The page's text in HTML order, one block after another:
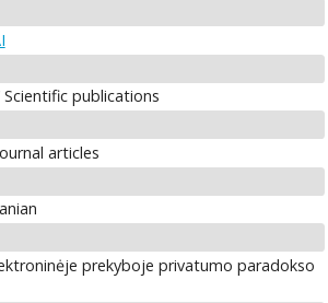
publications
articles
prekyboje privatumo paradokso